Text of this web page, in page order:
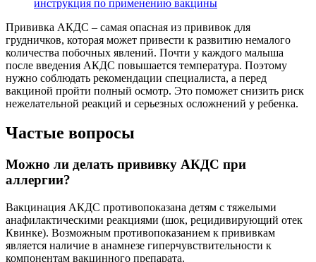
инструкция по применению вакцины
Прививка АКДС – самая опасная из прививок для
грудничков, которая может привести к развитию немалого
количества побочных явлений. Почти у каждого малыша
после введения АКДС повышается температура. Поэтому
нужно соблюдать рекомендации специалиста, а перед
вакциной пройти полный осмотр. Это поможет снизить риск
нежелательной реакций и серьезных осложнений у ребенка.
Частые вопросы
Можно ли делать прививку АКДС при
аллергии?
Вакцинация АКДС противопоказана детям с тяжелыми
анафилактическими реакциями (шок, рецидивирующий отек
Квинке). Возможным противопоказанием к прививкам
является наличие в анамнезе гиперчувствительности к
компонентам вакцинного препарата.